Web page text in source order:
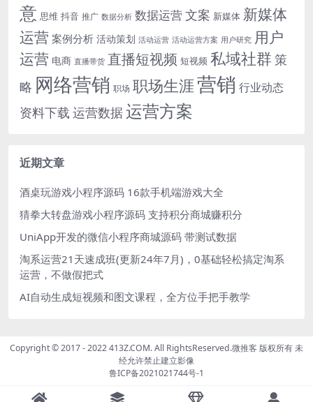
意 思维 抖音 推广 数据分析 数据运营文案 新媒体 新媒体
运营 案例分析 活动策划 活动运营 活动运营方案 用户研究 用户
运营 电商 直播带货 直播短视频 短视频 私域社群 策
略 网络营销 职场 职场生涯营销 行业动态
资料下载 运营数据运营方案
近期文章
酒桌玩游戏小程序源码 16款手机端游戏大全
猜拳大转盘游戏小程序源码 支持积分商城赚积分
UniApp开发的微信小程序商城源码 带测试数据
淘系运营21天速成班(更新24年7月)，0基础轻松搞定淘系
运营，不做假把式
AI自动生成短视频和图文课程，全方位手把手教学
Copyright © 2017 - 2022 413Z.COM. All RightsReserved.微推客 版权所有 未
经允许禁止建立影像
鲁ICP备2021021744号-1